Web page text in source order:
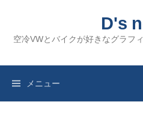
ツ
D's
空冷VWとバイクが好きなグラフ
メニュー